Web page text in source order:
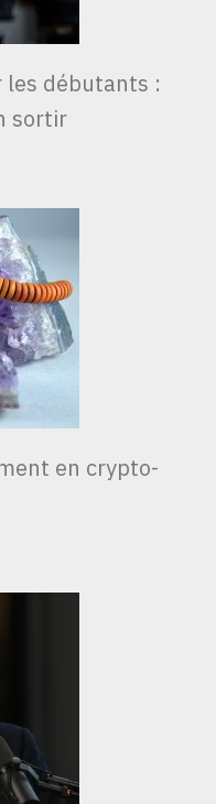
les débutants :
sortir
en crypto-